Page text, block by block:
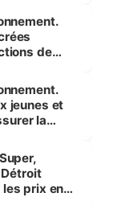
de
jeunes et
la
les prix en